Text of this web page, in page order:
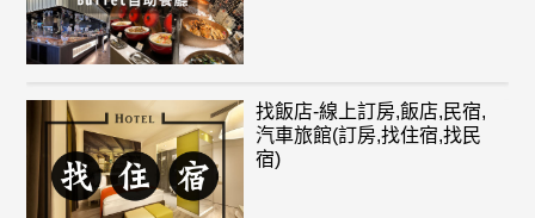
找飯店-線上訂房,飯店,民宿,
汽車旅館(訂房,找住宿,找民
宿)